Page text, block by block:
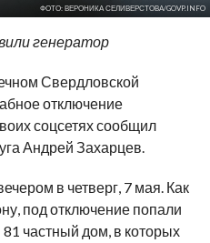
ФОТО: ВЕРОНИКА СЕЛИВЕРСТОВА/GOVP.INFO
генератор
Свердловской
отключение
соцсетях сообщил
Андрей Захарцев.
в четверг, 7 мая. Как
под отключение попали
частный дом, в которых